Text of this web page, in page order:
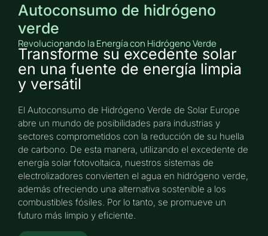
Autoconsumo de hidrógeno
verde
Revolucionando la Energía con Hidrógeno Verde
Transforme su excedente solar
en una fuente de energía limpia
y versátil
El Autoconsumo de Hidrógeno Verde de Solar Europe
abre un mundo de posibilidades para industrias y
sectores comprometidos con la reducción de su huella
de carbono. De esta manera, utilizando el excedente de
energía solar fotovoltaica, nuestros sistemas de
electrolizadores convierten el agua en hidrógeno verde,
además ofreciendo una alternativa sostenible a los
combustibles fósiles. Por lo tanto, se promueve un
futuro más limpio y eficiente.